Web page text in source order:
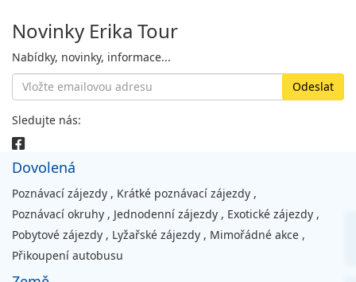
Novinky Erika Tour
Nabídky, novinky, informace...
Sledujte nás:
Dovolená
Poznávací zájezdy , Krátké poznávací zájezdy ,
Poznávací okruhy , Jednodenní zájezdy , Exotické zájezdy ,
Pobytové zájezdy , Lyžařské zájezdy , Mimořádné akce ,
Přikoupení autobusu